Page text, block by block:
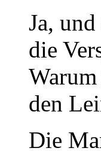
Ja,
die
den
Die